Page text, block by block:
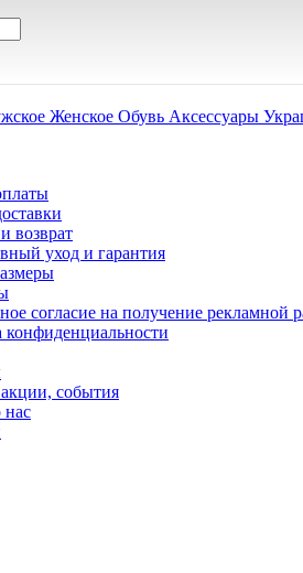
Женское Обувь Аксессуары
возврат
уход и гарантия
согласие на получение рекламной
события